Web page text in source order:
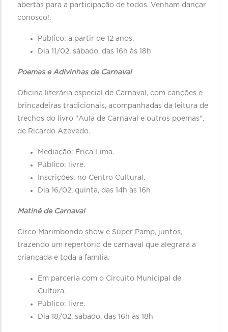
abertas para a participação de todos. Venham dançar
conosco!.
Público: a partir de 12 anos.
Dia 11/02, sábado, das 16h às 18h
Poemas e Adivinhas de Carnaval
Oficina literária especial de Carnaval, com canções e
brincadeiras tradicionais, acompanhadas da leitura de
trechos do livro "Aula de Carnaval e outros poemas",
de Ricardo Azevedo.
Mediação: Érica Lima.
Público: livre.
Inscrições: no Centro Cultural.
Dia 16/02, quinta, das 14h às 16h
Matinê de Carnaval
Circo Marimbondo show e Super Pamp, juntos,
trazendo um repertório de carnaval que alegrará a
criançada e toda a família.
Em parceria com o Circuito Municipal de
Cultura.
Público: livre.
Dia 18/02, sábado, das 16h às 18h